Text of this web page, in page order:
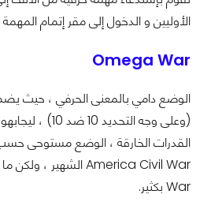
الأوليين و الدخول إلى مقر إتمام
Omega War
(وعلى وجه
War بكثير.